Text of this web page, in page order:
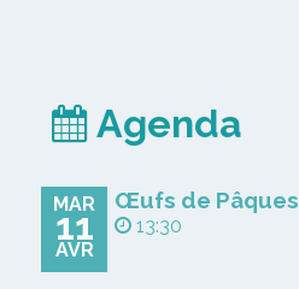
Agenda
MAR
11
AVR
Œufs de Pâques
13:30